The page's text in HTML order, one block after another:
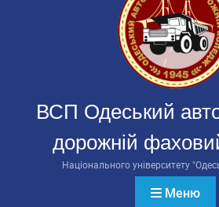
ОАДФК Одеської
політехніки 2026
ОАДФК Одеської
політехніки на
міжнародному конкурсі
студентів-автомеханіків
ВСП Одеський
дорожній
Національного університету
Меню